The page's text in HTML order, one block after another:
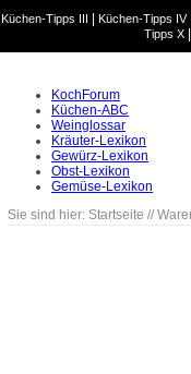
Küchen-Tipps III Küchen-Tipps IV
Tipps X
KochForum
Küchen-ABC
Weinglossar
Kräuter-Lexikon
Gewürz-Lexikon
Obst-Lexikon
Gemüse-Lexikon
Sie sind hier: Startseite //